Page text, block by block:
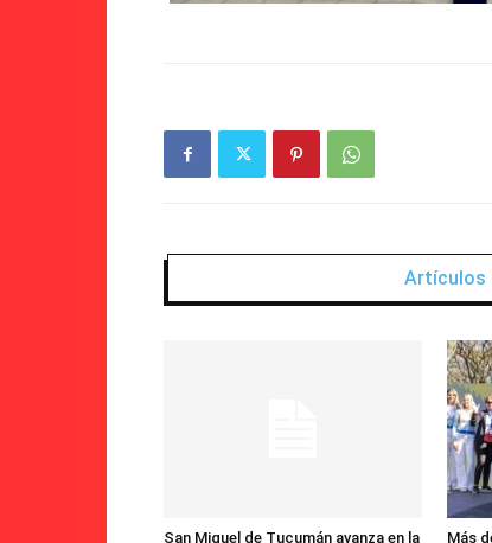
Artículos
San Miguel de Tucumán avanza en la Más